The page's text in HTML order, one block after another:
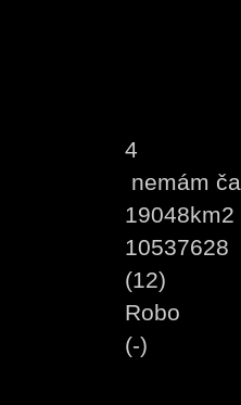
4
nemám
19048km2
10537628
(12)
Robo
(-)